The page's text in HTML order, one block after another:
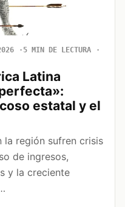
5 MIN DE LECTURA
Latina
estatal y el
la región sufren crisis
de ingresos,
y la creciente